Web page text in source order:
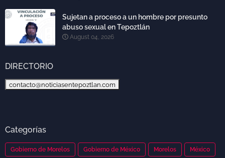
Sujetan a proceso a un hombre por presunto
abuso sexual en Tepoztlán
August 04, 2026
DIRECTORIO
contacto@noticiasentepoztlan.com
Categorías
Gobierno de Morelos Gobierno de México Morelos México